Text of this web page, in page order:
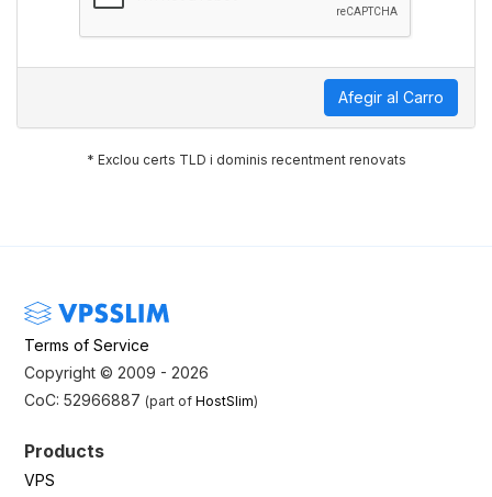
Afegir al Carro
* Exclou certs TLD i dominis recentment renovats
Terms of Service
Copyright © 2009 - 2026
CoC: 52966887 (part ofHostSlim)
Products
VPS